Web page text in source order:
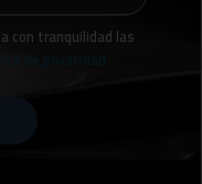
con tranquilidad las
de privacidad